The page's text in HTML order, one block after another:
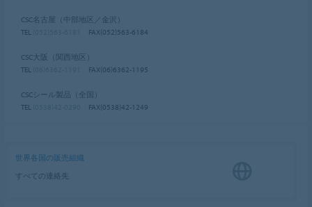
CSC名古屋（中部地区／金沢）
TEL
FAX(052)563-6184
CSC大阪（関西地区）
TEL
FAX(06)6362-1195
CSCシール製品（全国）
TEL
FAX(0538)42-1249
世界各国の販売組織
すべての連絡先